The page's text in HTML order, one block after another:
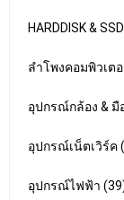
HARDDISK &
ลำโพงคอมพิวเต
อุปกรณ์กล้อง & มื
อุปกรณ์เน็ตเวิร์ค
อุปกรณ์ไฟฟ้า